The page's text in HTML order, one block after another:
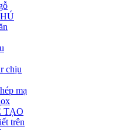
chịu
mạ
TẠO
trên